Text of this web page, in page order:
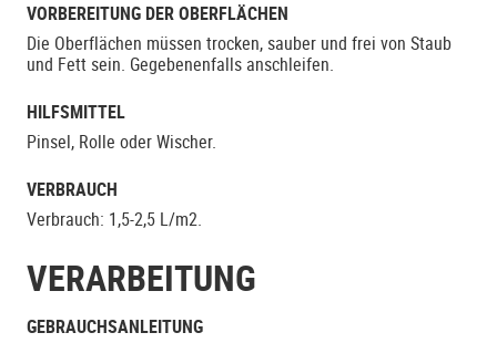
VORBEREITUNG DER OBERFLÄCHEN
Die Oberflächen müssen trocken, sauber und frei von Staub
und Fett sein. Gegebenenfalls anschleifen.
HILFSMITTEL
Pinsel, Rolle oder Wischer.
VERBRAUCH
Verbrauch: 1,5-2,5 L/m2.
VERARBEITUNG
GEBRAUCHSANLEITUNG